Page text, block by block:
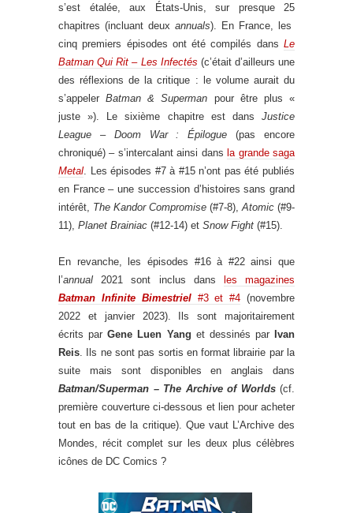
s’est étalée, aux États-Unis, sur presque 25
chapitres (incluant deux annuals). En France, les
cinq premiers épisodes ont été compilés dans Le
Batman Qui Rit – Les Infectés (c’était d’ailleurs une
des réflexions de la critique : le volume aurait du
s’appelerBatman & Superman pour être plus «
juste »). Le sixième chapitre est dans Justice
League – Doom War : Épilogue (pas encore
chroniqué) – s’intercalant ainsi dans la grande saga
Metal . Les épisodes #7 à #15 n’ont pas été publiés
en France – une succession d’histoires sans grand
intérêt, The Kandor Compromise (#7-8), Atomic (#9-
11), Planet Brainiac (#12-14) et Snow Fight (#15).
En revanche, les épisodes #16 à #22 ainsi que
l’annual 2021 sont inclus dans
les magazines
Batman Infinite Bimestriel #3 et #4 (novembre
2022 et janvier 2023). Ils sont majoritairement
écrits parGene Luen Yang et dessinés par
Ivan
Reis . Ils ne sont pas sortis en format librairie par la
suite mais sont disponibles en anglais dans
Batman/Superman – The Archive of Worlds (cf.
première couverture ci-dessous et lien pour acheter
tout en bas de la critique). Que vaut L’Archive des
Mondes, récit complet sur les deux plus célèbres
icônes de DC Comics ?